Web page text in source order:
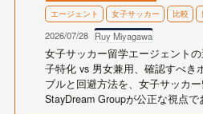
エージェント 女子サッカー 比較
2026/07/28 Ruy Miyagawa
女子サッカー留学エージェント
子特化 vs 男女兼用、確認すべき
ブルと回避方法を、女子サッカ
StayDream Groupが公正な視点で